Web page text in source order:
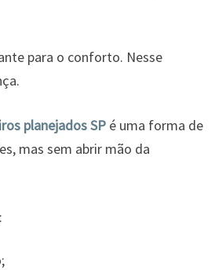
para o conforto. Nesse
planejados SP é uma forma de
mas sem abrir mão da